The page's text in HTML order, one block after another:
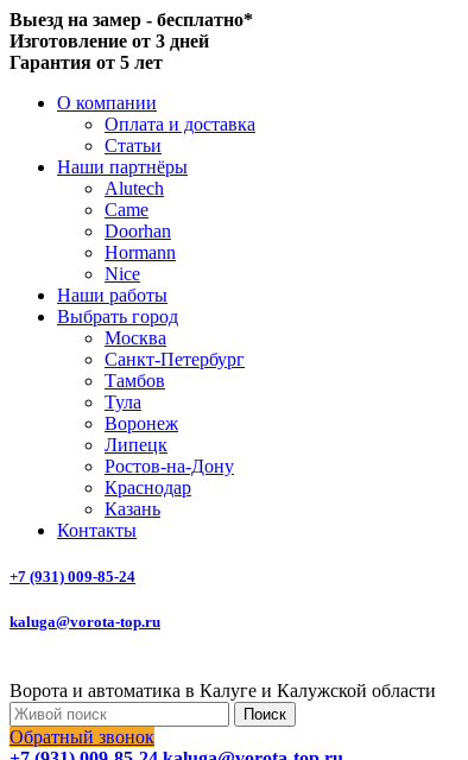
Выезд на замер - бесплатно*
Изготовление от 3 дней
Гарантия от 5 лет
О компании
Оплата и доставка
Статьи
Наши партнёры
Alutech
Came
Doorhan
Hormann
Nice
Наши работы
Выбрать город
Москва
Санкт-Петербург
Тамбов
Тула
Воронеж
Липецк
Ростов-на-Дону
Краснодар
Казань
Контакты
+7 (931) 009-85-24
kaluga@vorota-top.ru
Ворота и автоматика в Калуге и Калужской области
Поиск
Обратный звонок